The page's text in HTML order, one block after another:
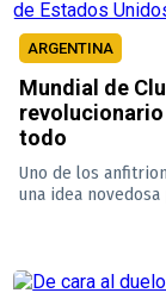
ARGENTINA
Mundial de
revolucionario
todo
Uno de los
una idea